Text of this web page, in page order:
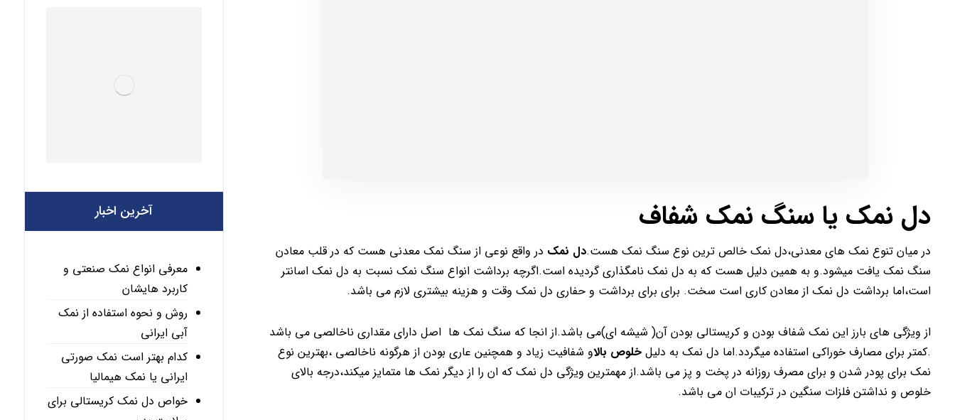
دل نمک یا سنگ نمک شفاف
در میان تنوع نمک های معدنی،دل نمک خالص ترین نوع سنگ نمک هست.دل نمک در واقع نوعی از سنگ نمک معدنی هست که در قلب معادن
سنگ نمک یافت میشود.و به همین دلیل هست که به دل نمک نامگذاری گردیده است.اگرچه برداشت انواع سنگ نمک نسبت به دل نمک اسانتر
است،اما برداشت دل نمک از معادن کاری است سخت. برای برای برداشت و حفاری دل نمک وقت و هزینه بیشتری لازم می باشد.
از ویژگی های بارز این نمک شفاف بودن و کریستالی بودن آن( شیشه ای)می باشد.از انجا که سنگ نمک ها اصل دارای مقداری ناخالصی می باشد
.کمتر برای مصارف خوراکی استفاده میگردد.اما دل نمک به دلیل خلوص بالاو شفافیت زیاد و همچنین عاری بودن از هرگونه ناخالصی ،بهترین نوع
نمک برای پودر شدن و برای مصرف روزانه در پخت و پز می باشد.از مهمترین ویژگی دل نمک که ان را از دیگر نمک ها متمایز میکند،درجه بالای
خلوص و نداشتن فلزات سنگین در ترکیبات ان می باشد.
آخرین اخبار
معرفی انواع نمک صنعتی و
کاربرد هایشان
روش و نحوه استفاده از نمک
آبی ایرانی
کدام بهتر است نمک صورتی
ایرانی یا نمک هیمالیا
خواص دل نمک کریستالی برای